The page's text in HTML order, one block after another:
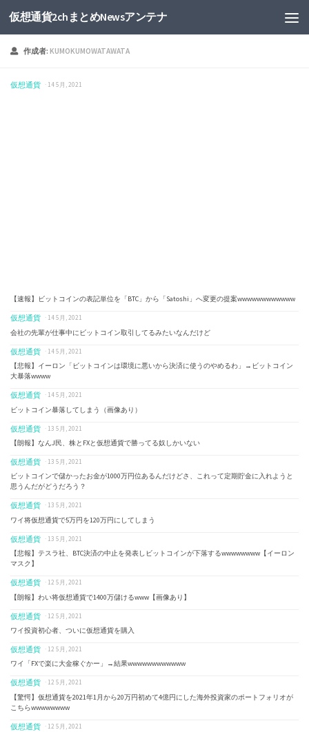
仮想通貨2chまとめNewsアンテナ
作成者: KUMOKUMOWATAWATA
仮想通貨 · 14 5月, 2021
【速報】ビットコインの表記単位を「BTC」から「Satoshi」へ変更の提案wwwwwwwwwwww
仮想通貨 · 14 5月, 2021
会社の先輩が仕事中にビットコイン取引してるみたいなんだけど
仮想通貨 · 14 5月, 2021
【悲報】イーロン「ビットコインは環境に悪いから決済に使うのやめるわ」→ビットコイン
大暴落wwww
仮想通貨 · 14 5月, 2021
ビットコイン暴落してしまう（画像あり）
仮想通貨 · 13 5月, 2021
【朗報】なんJ民、株とFXと仮想通貨で勝ってる奴しかいない
仮想通貨 · 13 5月, 2021
ビットコインで儲かったお金が1000万円位あるんだけどさ、これって定期貯金に入れようと
思うんだがどうだろう？
仮想通貨 · 13 5月, 2021
ワイ将仮想通貨で5万円を120万円にしてしまう
仮想通貨 · 13 5月, 2021
【悲報】テスラ社、BTC決済の中止を発表しビットコインが下落するwwwwwwww【イーロン
マスク】
仮想通貨 · 12 5月, 2021
【朗報】わい将仮想通貨で1400万儲けるwww【画像あり】
仮想通貨 · 12 5月, 2021
ワイ投資初心者、ついに仮想通貨を購入
仮想通貨 · 12 5月, 2021
ワイ「FXで楽に大金稼ぐかー」→結果wwwwwwwwwwww
仮想通貨 · 12 5月, 2021
【驚愕】仮想通貨を2021年1月から20万円初めて4億円にした海外投資家のポートフォリオが
こちらwwwwwwww
仮想通貨 · 12 5月, 2021